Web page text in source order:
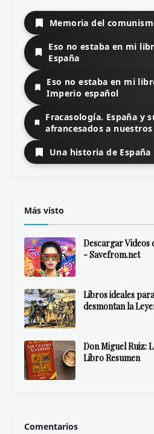
Memoria del
Eso no estaba en mi
España
Eso no estaba en mi
Imperio español
Fracasología. España y
afrancesados a
Una historia de España
Más visto
Descargar Videos
- Savefrom.net
Libros ideales
desmontan la
Don Miguel Ruiz:
Libro Resumen
Comentarios